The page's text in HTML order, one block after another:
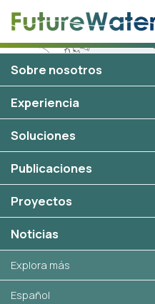
Sobre nosotros
Experiencia
Soluciones
Publicaciones
Proyectos
Noticias
Explora más
Español
1 proyecto
Proyectos
Ecuador